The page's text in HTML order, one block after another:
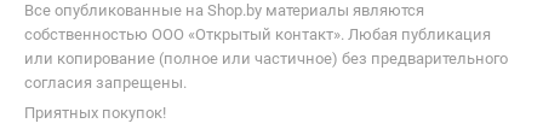
Все опубликованные на Shop.by материалы являются
собственностью ООО «Открытый контакт». Любая публикация
или копирование (полное или частичное) без предварительного
согласия запрещены.
Приятных покупок!